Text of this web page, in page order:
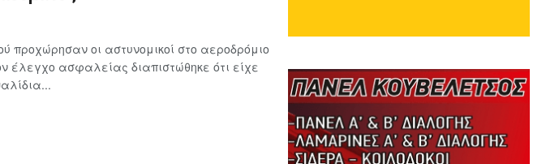
προχώρησαν οι αστυνομικοί στο αεροδρόμιο
έλεγχο ασφαλείας διαπιστώθηκε ότι είχε